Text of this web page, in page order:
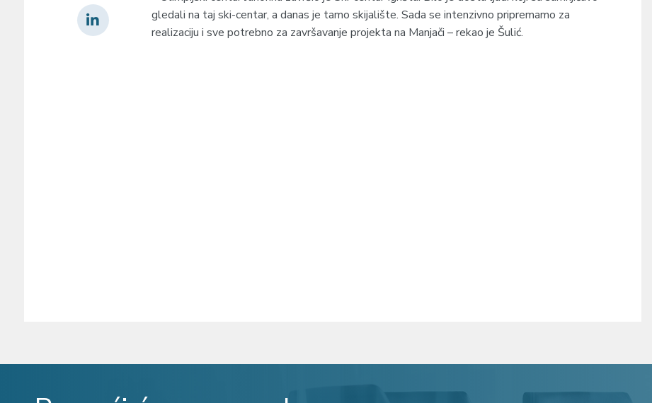
gledali na taj ski-centar, a danas je tamo skijalište. Sada se intenzivno pripremamo za
realizaciju i sve potrebno za završavanje projekta na Manjači – rekao je Šulić.